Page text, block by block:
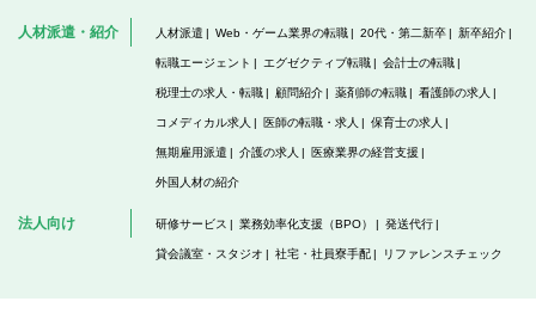
人材派遣・紹介 人材派遣 Web・ゲーム業界の転職 20代・第二新卒 新卒紹介
転職エージェント エグゼクティブ転職 会計士の転職
税理士の求人・転職 顧問紹介 薬剤師の転職 看護師の求人
コメディカル求人 医師の転職・求人 保育士の求人
無期雇用派遣 介護の求人 医療業界の経営支援
外国人材の紹介
法人向け 研修サービス 業務効率化支援（BPO） 発送代行
貸会議室・スタジオ 社宅・社員寮手配 リファレンスチェック